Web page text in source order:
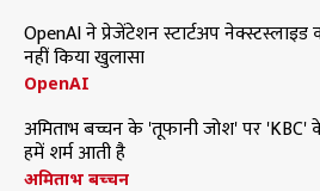
OpenAI ने प्रेजेंटेशन स्टार्टअप नेक्स्टस्लाइड
नहीं किया खुलासा
OpenAI
अमिताभ बच्चन के 'तूफानी जोश' पर 'KBC'
हमें शर्म आती है
अमिताभ बच्चन